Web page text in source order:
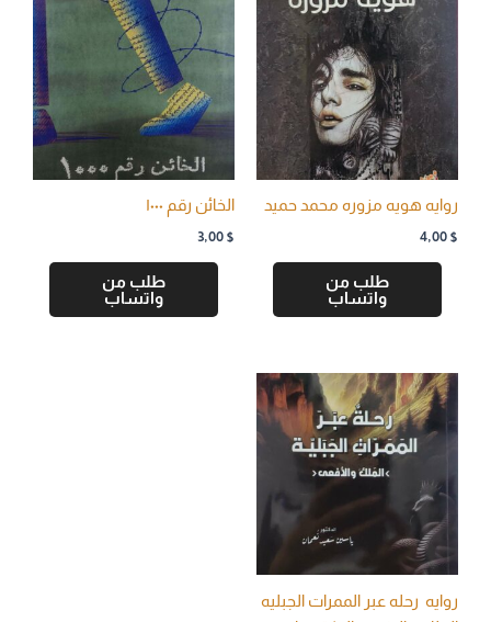
روايه هويه مزوره محمد حميد
4,00 $
طلب من
واتساب
الخائن رقم ۱۰۰۰
3,00 $
طلب من
واتساب
روايه رحله عبر الممرات الجبليه